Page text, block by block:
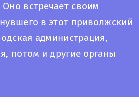
встречает своим
в этот приволжский
администрация,
потом и другие органы